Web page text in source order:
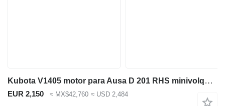
Kubota V1405 motor para Ausa D 201 RHS minivolquete
EUR 2,150 ≈ MX$42,760 ≈ USD 2,484